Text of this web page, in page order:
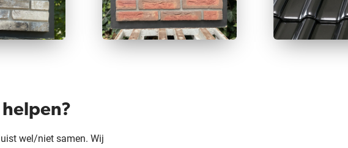
wel/niet samen. Wij